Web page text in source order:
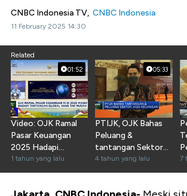
CNBC Indonesia TV, CNBC Indonesia
11 February 2025 14:30
Related
01:52
Video: OJK Ramal
Pasar Keuangan
2025 Hadapi
Tantangan Global
"Berat"
1 tahun yang lalu
05:33
PTIJK, OJK Bahas
Peluang &
tantangan Sektor
Jasa Keuangan
4 tahun yang lalu 7